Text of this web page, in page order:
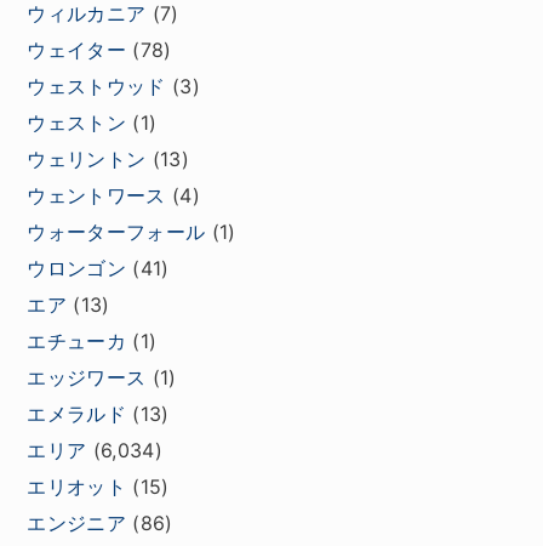
ウィルカニア (7)
ウェイター (78)
ウェストウッド (3)
ウェストン (1)
ウェリントン (13)
ウェントワース (4)
ウォーターフォール (1)
ウロンゴン (41)
エア (13)
エチューカ (1)
エッジワース (1)
エメラルド (13)
エリア (6,034)
エリオット (15)
エンジニア (86)